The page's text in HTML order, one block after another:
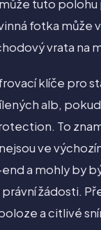
tuto
fotka může
vrata na
klíče pro
alb,
To
ve
a mohly by
žádosti.
a citlivé